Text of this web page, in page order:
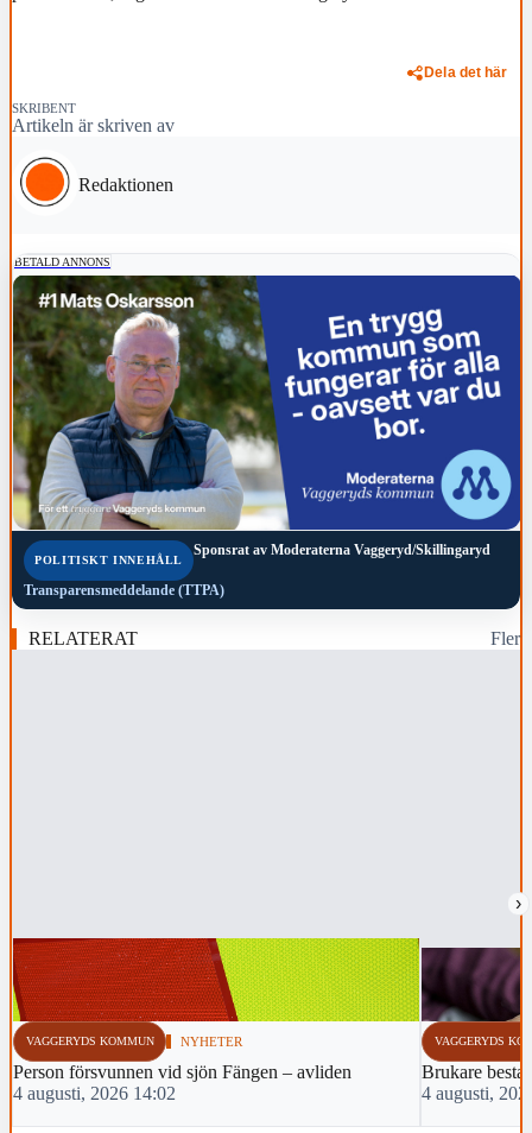
Dela det här
SKRIBENT
Artikeln är skriven av
Redaktionen
BETALD ANNONS
POLITISKT INNEHÅLL
Sponsrat av Moderaterna Vaggeryd/Skillingaryd
Transparensmeddelande (TTPA)
RELATERAT Fler
›
VAGGERYDS KOMMUN NYHETER
Person försvunnen vid sjön Fängen – avliden
4 augusti, 2026 14:02
VAGGERYDS
Brukare
4 augusti,